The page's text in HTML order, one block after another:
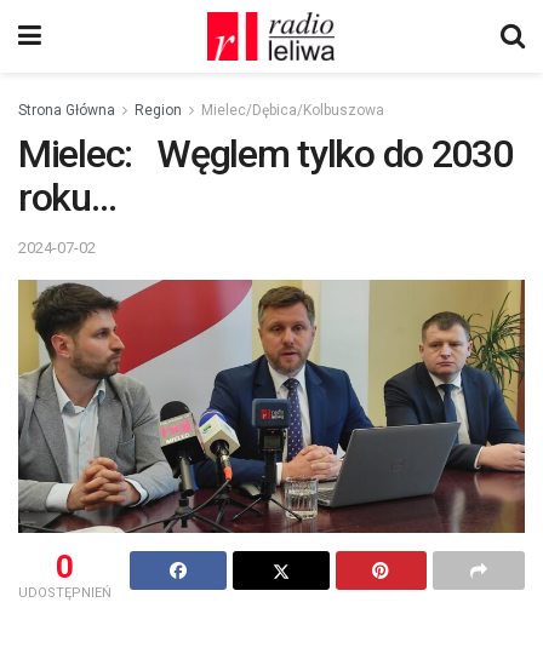
Strona Główna Region Mielec/Dębica/Kolbuszowa
Mielec: Węglem tylko do 2030
roku…
2024-07-02
0
UDOSTĘPNIEŃ